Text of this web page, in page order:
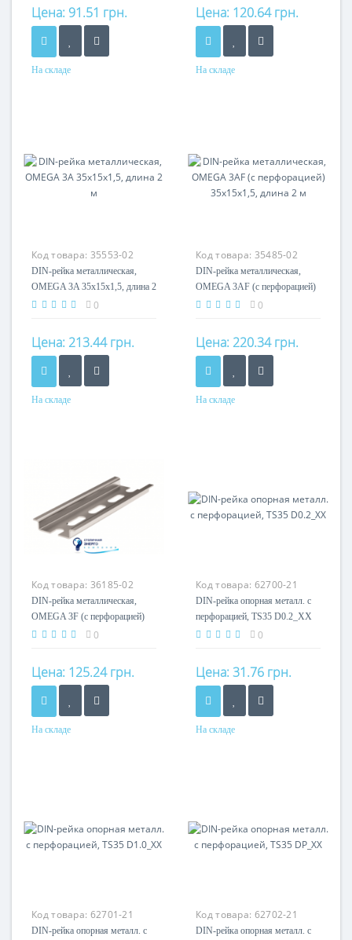
Цена: 91.51 грн.
На складе
Цена: 120.64 грн.
На складе
Код товара: 35553-02
DIN-рейка металлическая,
OMEGA 3A 35x15x1,5, длина 2
м
0
Цена: 213.44 грн.
На складе
Код товара: 35485-02
DIN-рейка металлическая,
OMEGA 3AF (с перфорацией)
35x15x1,5, длина 2 м
0
Цена: 220.34 грн.
На складе
Код товара: 36185-02
DIN-рейка металлическая,
OMEGA 3F (с перфорацией)
35x7,5x1, длина 2 м
0
Цена: 125.24 грн.
На складе
Код товара: 62700-21
DIN-рейка опорная металл. с
перфорацией, TS35 D0.2_XX
0
Цена:31.76 грн.
На складе
Код товара: 62701-21
DIN-рейка опорная металл. с
Код товара: 62702-21
DIN-рейка опорная металл. с